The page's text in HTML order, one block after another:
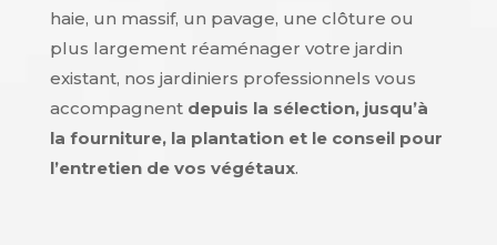
haie, un massif, un pavage, une clôture ou
plus largement réaménager votre jardin
existant, nos jardiniers professionnels vous
accompagnent depuis la sélection, jusqu’à
la fourniture, la plantation et le conseil pour
l’entretien de vos végétaux.